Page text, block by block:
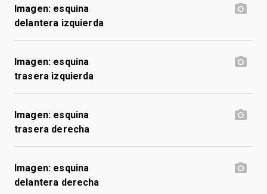
Imagen: esquina
delantera izquierda
Imagen: esquina
trasera izquierda
Imagen: esquina
trasera derecha
Imagen: esquina
delantera derecha